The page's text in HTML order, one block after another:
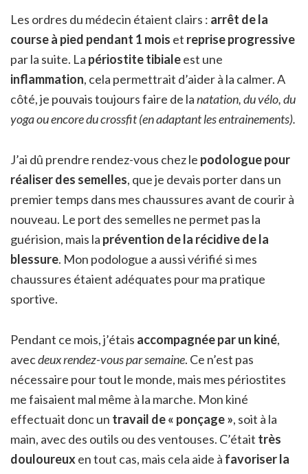
Les ordres du médecin étaient clairs : arrêt de la
course à pied pendant 1 mois et reprise progressive
par la suite. La périostite tibialeest une
inflammation, cela permettrait d’aider à la calmer. A
côté, je pouvais toujours faire de lanatation, du vélo, du
yoga ou encore du crossfit (en adaptant les entrainements).
J’ai dû prendre rendez-vous chez le podologue pour
réaliser des semelles, que je devais porter dans un
premier temps dans mes chaussures avant de courir à
nouveau. Le port des semelles ne permet pas la
guérision, mais la prévention de la récidive de la
blessure. Mon podologue a aussi vérifié si mes
chaussures étaient adéquates pour ma pratique
sportive.
Pendant ce mois, j’étais accompagnée par un kiné,
avecdeux rendez-vous par semaine. Ce n’est pas
nécessaire pour tout le monde, mais mes périostites
me faisaient mal même à la marche. Mon kiné
effectuait donc un travail de « ponçage », soit à la
main, avec des outils ou des ventouses. C’était très
douloureux en tout cas, mais cela aide à favoriser la